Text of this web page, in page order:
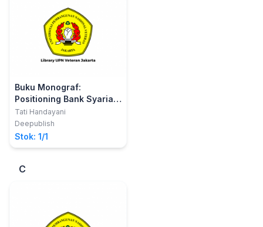
Buku Monograf:
Positioning Bank Syariah
Di Jakarta
Tati Handayani
Deepublish
Stok: 1/1
C